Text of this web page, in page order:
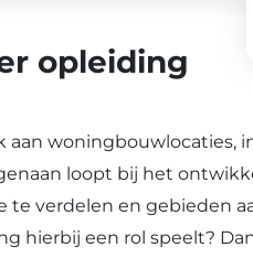
opleiding
aan
loopt bij het
verdelen en gebieden
hierbij een rol speelt?